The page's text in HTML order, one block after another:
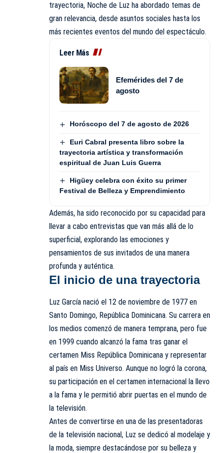
trayectoria, Noche de Luz ha abordado temas de
gran relevancia, desde asuntos sociales hasta los
más recientes eventos del mundo del espectáculo.
Leer Más
Efemérides del 7 de
agosto
Horóscopo del 7 de agosto de 2026
Euri Cabral presenta libro sobre la
trayectoria artística y transformación
espiritual de Juan Luis Guerra
Higüey celebra con éxito su primer
Festival de Belleza y Emprendimiento
Además, ha sido reconocido por su capacidad para
llevar a cabo entrevistas que van más allá de lo
superficial, explorando las emociones y
pensamientos de sus invitados de una manera
profunda y auténtica.
El inicio de una trayectoria
Luz García nació el 12 de noviembre de 1977 en
Santo Domingo, República Dominicana. Su carrera en
los medios comenzó de manera temprana, pero fue
en 1999 cuando alcanzó la fama tras ganar el
certamen Miss República Dominicana y representar
al país en Miss Universo. Aunque no logró la corona,
su participación en el certamen internacional la llevo
a la fama y le permitió abrir puertas en el mundo de
la televisión.
Antes de convertirse en una de las presentadoras
de la televisión nacional, Luz se dedicó al modelaje y
la moda, siempre destacándose por su belleza y